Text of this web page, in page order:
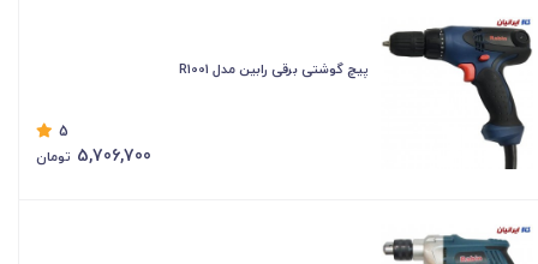
پیچ گوشتی برقی رابین مدل R1001
5
5,706,700 تومان